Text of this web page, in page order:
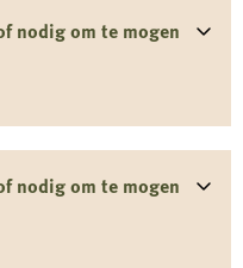
nodig om te mogen
nodig om te mogen